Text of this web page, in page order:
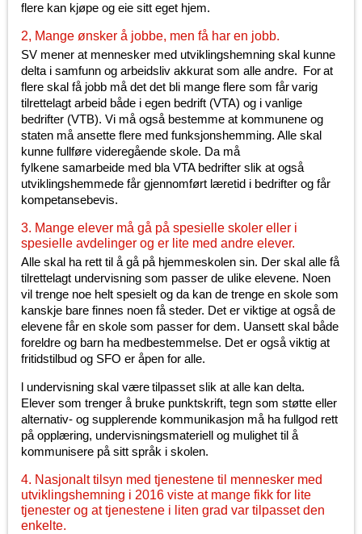
flere kan kjøpe og eie sitt eget hjem.
2, Mange ønsker å jobbe, men få har en jobb.
SV mener at mennesker med utviklingshemning skal kunne
delta i samfunn og arbeidsliv akkurat som alle andre. For at
flere skal få jobb må det det bli mange flere som får varig
tilrettelagt arbeid både i egen bedrift (VTA) og i vanlige
bedrifter (VTB). Vi må også bestemme at kommunene og
staten må ansette flere med funksjonshemming. Alle skal
kunne fullføre videregående skole. Da må
fylkene samarbeide med bla VTA bedrifter slik at også
utviklingshemmede får gjennomført læretid i bedrifter og får
kompetansebevis.
3. Mange elever må gå på spesielle skoler eller i
spesielle avdelinger og er lite med andre elever.
Alle skal ha rett til å gå på hjemmeskolen sin. Der skal alle få
tilrettelagt undervisning som passer de ulike elevene. Noen
vil trenge noe helt spesielt og da kan de trenge en skole som
kanskje bare finnes noen få steder. Det er viktige at også de
elevene får en skole som passer for dem. Uansett skal både
foreldre og barn ha medbestemmelse. Det er også viktig at
fritidstilbud og SFO er åpen for alle.
l undervisning skal være tilpasset slik at alle kan delta.
Elever som trenger å bruke punktskrift, tegn som støtte eller
alternativ- og supplerende kommunikasjon må ha fullgod rett
på opplæring, undervisningsmateriell og mulighet til å
kommunisere på sitt språk i skolen.
4. Nasjonalt tilsyn med tjenestene til mennesker med
utviklingshemning i 2016 viste at mange fikk for lite
tjenester og at tjenestene i liten grad var tilpasset den
enkelte.